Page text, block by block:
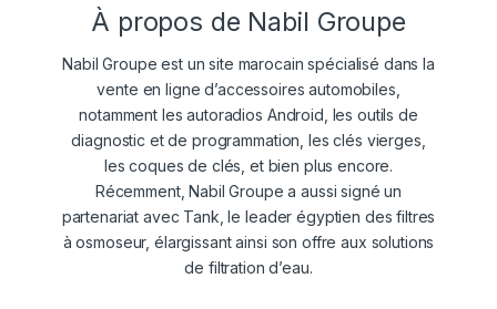
À propos de Nabil Groupe
Nabil Groupe est un site marocain spécialisé dans la
vente en ligne d’accessoires automobiles,
notamment les autoradios Android, les outils de
diagnostic et de programmation, les clés vierges,
les coques de clés, et bien plus encore.
Récemment, Nabil Groupe a aussi signé un
partenariat avec Tank, le leader égyptien des filtres
à osmoseur, élargissant ainsi son offre aux solutions
de filtration d’eau.